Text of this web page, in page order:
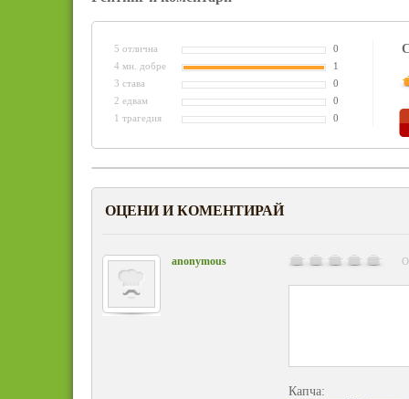
5 отлична
0
4 мн. добре
1
3 става
0
2 едвам
0
1 трагедия
0
ОЦЕНИ И КОМЕНТИРАЙ
anonymous
Капча: